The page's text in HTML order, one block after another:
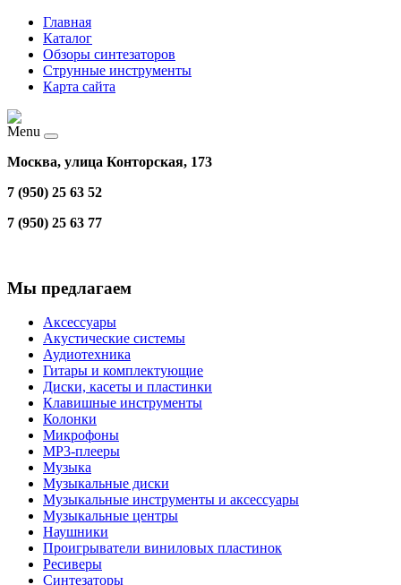
Главная
Каталог
Обзоры синтезаторов
Струнные инструменты
Карта сайта
Menu
Москва, улица Конторская, 173
7 (950) 25 63 52
7 (950) 25 63 77
Мы предлагаем
Аксессуары
Акустические системы
Аудиотехника
Гитары и комплектующие
Диски, касеты и пластинки
Клавишные инструменты
Колонки
Микрофоны
МР3-плееры
Музыка
Музыкальные диски
Музыкальные инструменты и аксессуары
Музыкальные центры
Наушники
Проигрыватели виниловых пластинок
Ресиверы
Синтезаторы